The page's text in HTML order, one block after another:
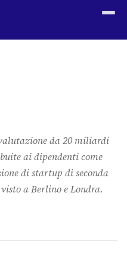
da 20 miliardi
ai dipendenti come
di startup di seconda
a Berlino e Londra.